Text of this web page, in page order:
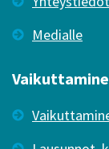
Medialle